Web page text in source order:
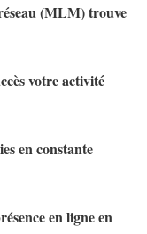
(MLM) trouve
votre activité
en constante
en ligne en